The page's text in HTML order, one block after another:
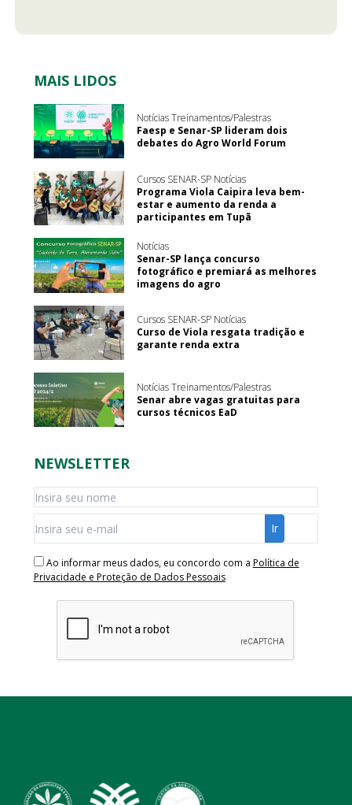
MAIS LIDOS
Notícias Treinamentos/Palestras
Faesp e Senar-SP lideram dois
debates do Agro World Forum
Cursos SENAR-SP Notícias
Programa Viola Caipira leva bem-
estar e aumento da renda a
participantes em Tupã
Notícias
Senar-SP lança concurso
fotográfico e premiará as melhores
imagens do agro
Cursos SENAR-SP Notícias
Curso de Viola resgata tradição e
garante renda extra
Notícias Treinamentos/Palestras
Senar abre vagas gratuitas para
cursos técnicos EaD
NEWSLETTER
Ao informar meus dados, eu concordo com a Política de
Privacidade e Proteção de Dados Pessoais